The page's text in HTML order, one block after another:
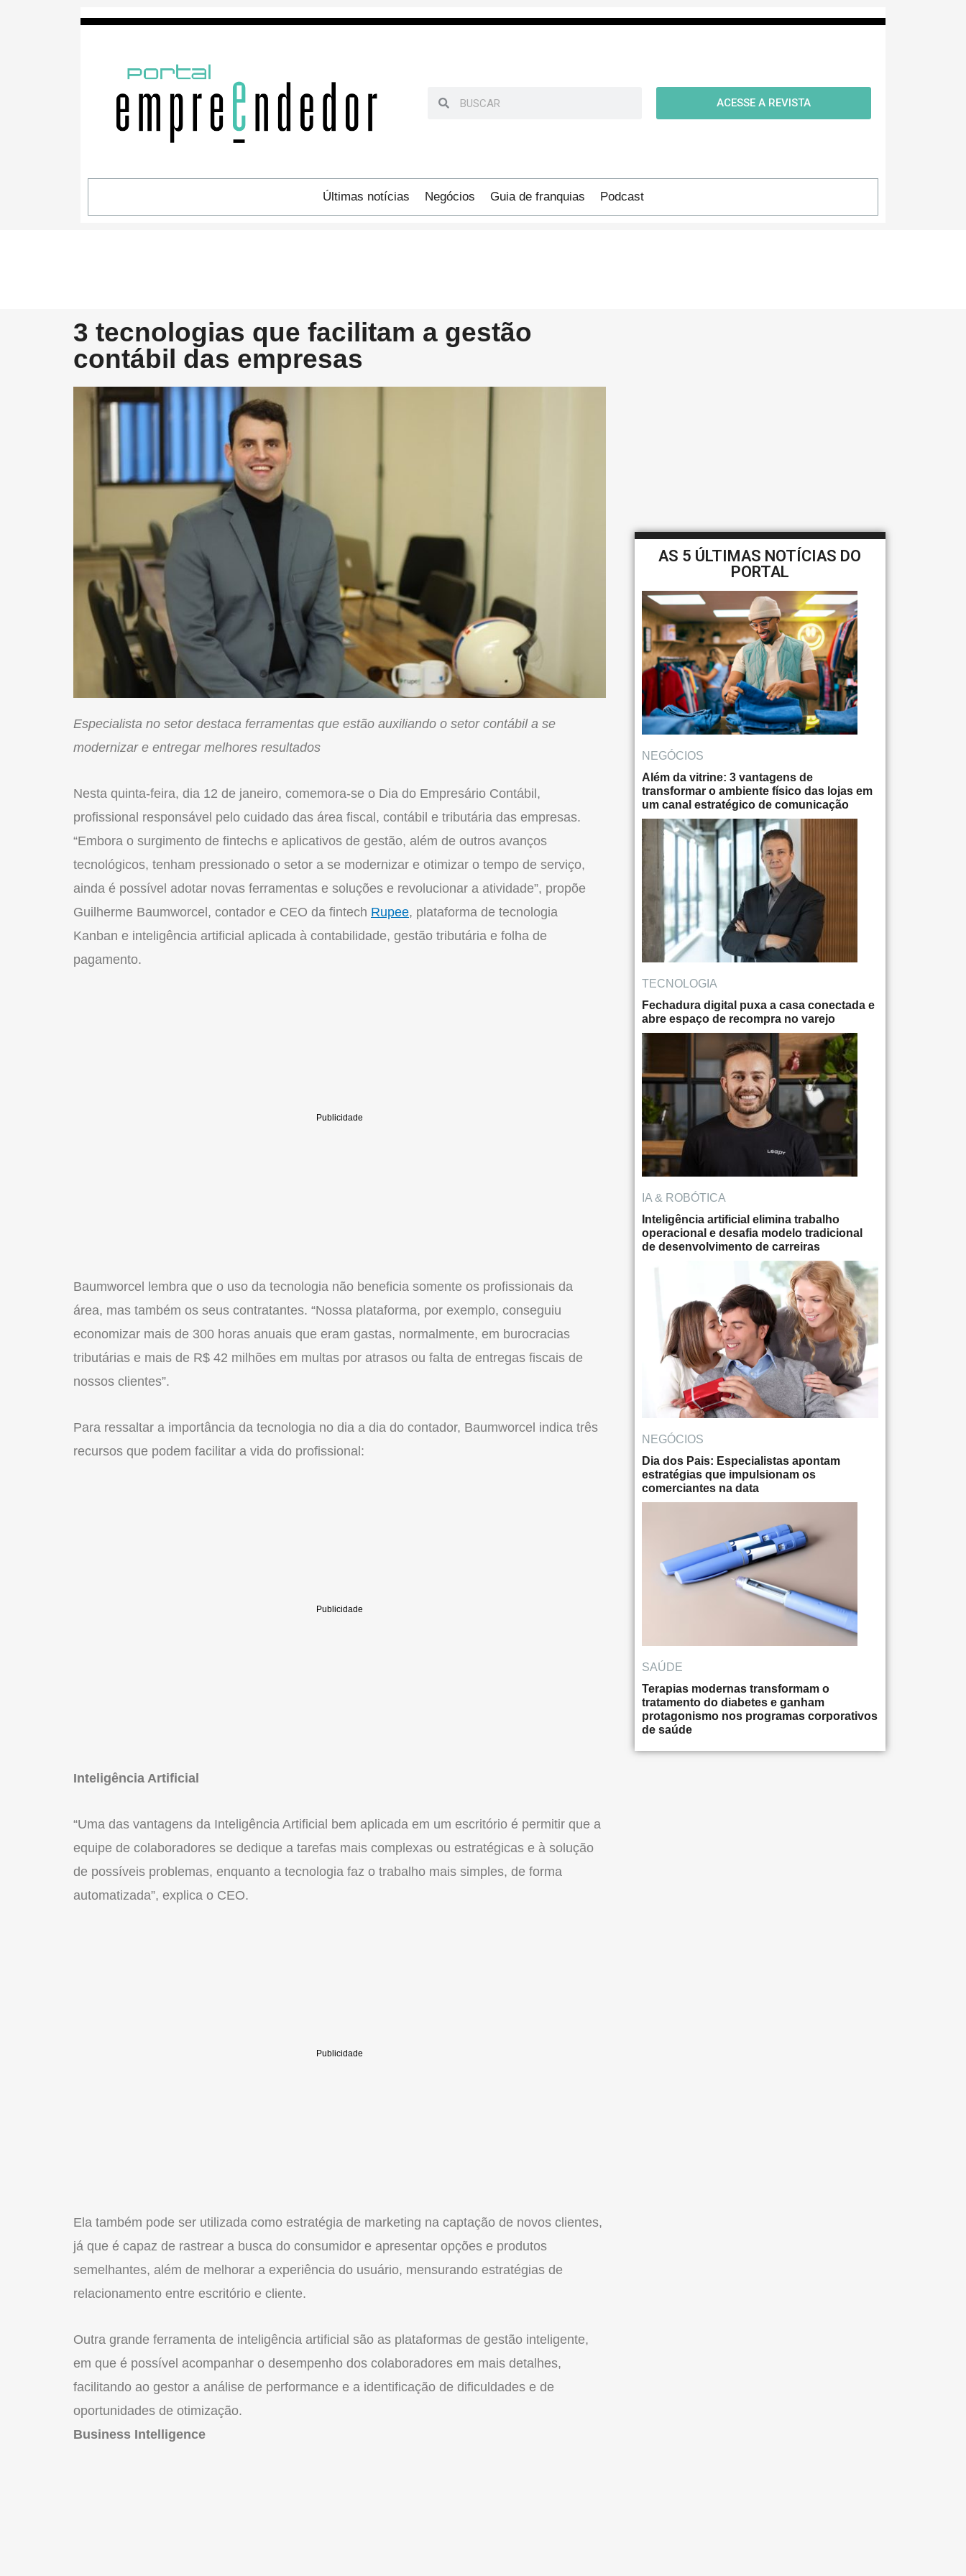
ACESSE A REVISTA
Últimas notícias Negócios Guia de franquias Podcast
3 tecnologias que facilitam a gestão
contábil das empresas
Especialista no setor destaca ferramentas que estão auxiliando o setor contábil a se
modernizar e entregar melhores resultados
Nesta quinta-feira, dia 12 de janeiro, comemora-se o Dia do Empresário Contábil,
profissional responsável pelo cuidado das área fiscal, contábil e tributária das empresas.
“Embora o surgimento de fintechs e aplicativos de gestão, além de outros avanços
tecnológicos, tenham pressionado o setor a se modernizar e otimizar o tempo de serviço,
ainda é possível adotar novas ferramentas e soluções e revolucionar a atividade”, propõe
Guilherme Baumworcel, contador e CEO da fintech Rupee, plataforma de tecnologia
Kanban e inteligência artificial aplicada à contabilidade, gestão tributária e folha de
pagamento.
Baumworcel lembra que o uso da tecnologia não beneficia somente os profissionais da
área, mas também os seus contratantes. “Nossa plataforma, por exemplo, conseguiu
economizar mais de 300 horas anuais que eram gastas, normalmente, em burocracias
tributárias e mais de R$ 42 milhões em multas por atrasos ou falta de entregas fiscais de
nossos clientes”.
Para ressaltar a importância da tecnologia no dia a dia do contador, Baumworcel indica três
recursos que podem facilitar a vida do profissional:
Inteligência Artificial
“Uma das vantagens da Inteligência Artificial bem aplicada em um escritório é permitir que a
equipe de colaboradores se dedique a tarefas mais complexas ou estratégicas e à solução
de possíveis problemas, enquanto a tecnologia faz o trabalho mais simples, de forma
automatizada”, explica o CEO.
Ela também pode ser utilizada como estratégia de marketing na captação de novos clientes,
já que é capaz de rastrear a busca do consumidor e apresentar opções e produtos
semelhantes, além de melhorar a experiência do usuário, mensurando estratégias de
relacionamento entre escritório e cliente.
Outra grande ferramenta de inteligência artificial são as plataformas de gestão inteligente,
em que é possível acompanhar o desempenho dos colaboradores em mais detalhes,
facilitando ao gestor a análise de performance e a identificação de dificuldades e de
oportunidades de otimização.
Business Intelligence
AS 5 ÚLTIMAS NOTÍCIAS DO
PORTAL
NEGÓCIOS
Além da vitrine: 3 vantagens de
transformar o ambiente físico das lojas em
um canal estratégico de comunicação
TECNOLOGIA
Fechadura digital puxa a casa conectada e
abre espaço de recompra no varejo
IA & ROBÓTICA
Inteligência artificial elimina trabalho
operacional e desafia modelo tradicional
de desenvolvimento de carreiras
NEGÓCIOS
Dia dos Pais: Especialistas apontam
estratégias que impulsionam os
comerciantes na data
SAÚDE
Terapias modernas transformam o
tratamento do diabetes e ganham
protagonismo nos programas corporativos
de saúde